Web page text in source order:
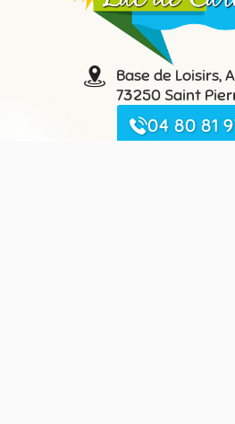
Base de Loisirs,
73250 Saint
04 80 81